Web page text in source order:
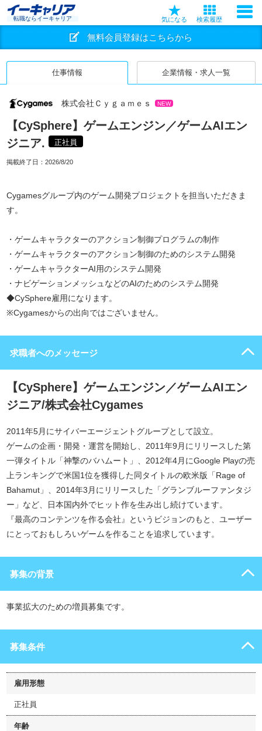
転職ならイーキャリア 気になる 検索履歴
無料会員登録はこちらから
仕事情報 企業情報・求人一覧
株式会社Ｃｙｇａｍｅｓ NEW
【CySphere】ゲームエンジン／ゲームAIエン
ジニア.
正社員
掲載終了日： 2026/8/20
Cygamesグループ内のゲーム開発プロジェクトを担当いただきま
す。
・ゲームキャラクターのアクション制御プログラムの制作
・ゲームキャラクターのアクション制御のためのシステム開発
・ゲームキャラクターAI用のシステム開発
・ナビゲーションメッシュなどのAIのためのシステム開発
◆CySphere雇用になります。
※Cygamesからの出向ではございません。
求職者へのメッセージ
【CySphere】ゲームエンジン／ゲームAIエン
ジニア/株式会社Cygames
2011年5月にサイバーエージェントグループとして設立。
ゲームの企画・開発・運営を開始し、2011年9月にリリースした第
一弾タイトル「神撃のバハムート」、2012年4月にGoogle Playの売
上ランキングで米国1位を獲得した同タイトルの欧米版「Rage of
Bahamut」、2014年3月にリリースした「グランブルーファンタジ
ー」など、日本国内外でヒット作を生み出し続けています。
『最高のコンテンツを作る会社』というビジョンのもと、ユーザー
にとっておもしろいゲームを作ることを追求しています。
募集の背景
事業拡大のための増員募集です。
募集条件
雇用形態
正社員
年齢